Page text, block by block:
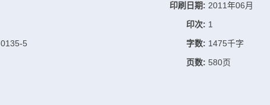
印刷日期: 2011年06月
印次: 1
5 字数: 1475千字
页数: 580页